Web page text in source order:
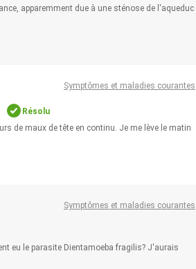
apparemment due à une sténose de l'aqueduc
Symptômes et maladies courantes
Résolu
de maux de tête en continu. Je me lève le matin
Symptômes et maladies courantes
eu le parasite Dientamoeba fragilis? J'aurais